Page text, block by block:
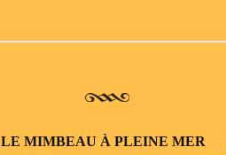
LE MIMBEAU À PLEINE MER